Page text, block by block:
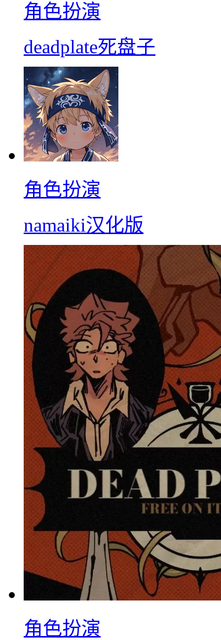
角色扮演
deadplate死盘子
角色扮演
namaiki汉化版
角色扮演